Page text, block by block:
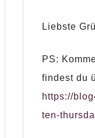
Liebste
PS:
findest du
https://
ten-